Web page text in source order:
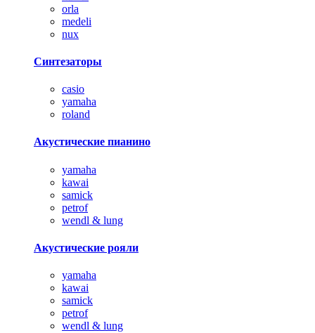
orla
medeli
nux
Синтезаторы
casio
yamaha
roland
Акустические пианино
yamaha
kawai
samick
petrof
wendl & lung
Акустические рояли
yamaha
kawai
samick
petrof
wendl & lung